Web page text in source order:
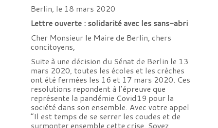
Berlin, le 18 mars 2020
Lettre ouverte : solidarité avec les sans-abri
Cher Monsieur le Maire de Berlin, chers
concitoyens,
Suite à une décision du Sénat de Berlin le 13
mars 2020, toutes les écoles et les crèches
ont été fermées les 16 et 17 mars 2020. Ces
resolutions repondent à l’épreuve que
représente la pandémie Covid19 pour la
société dans son ensemble. Avec votre appel
“Il est temps de se serrer les coudes et de
surmonter ensemble cette crise. Soyez